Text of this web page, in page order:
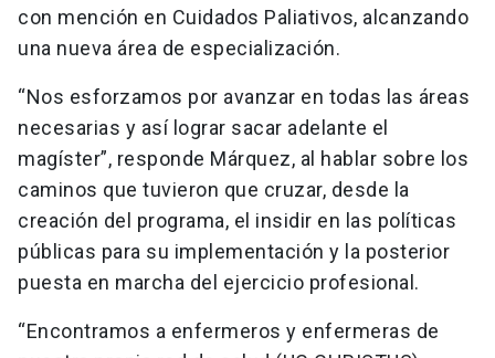
con mención en Cuidados Paliativos, alcanzando
una nueva área de especialización.
“Nos esforzamos por avanzar en todas las áreas
necesarias y así lograr sacar adelante el
magíster”, responde Márquez, al hablar sobre los
caminos que tuvieron que cruzar, desde la
creación del programa, el insidir en las políticas
públicas para su implementación y la posterior
puesta en marcha del ejercicio profesional.
“Encontramos a enfermeros y enfermeras de